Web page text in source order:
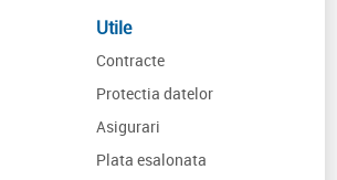
Utile
Contracte
Protectia datelor
Asigurari
Plata esalonata